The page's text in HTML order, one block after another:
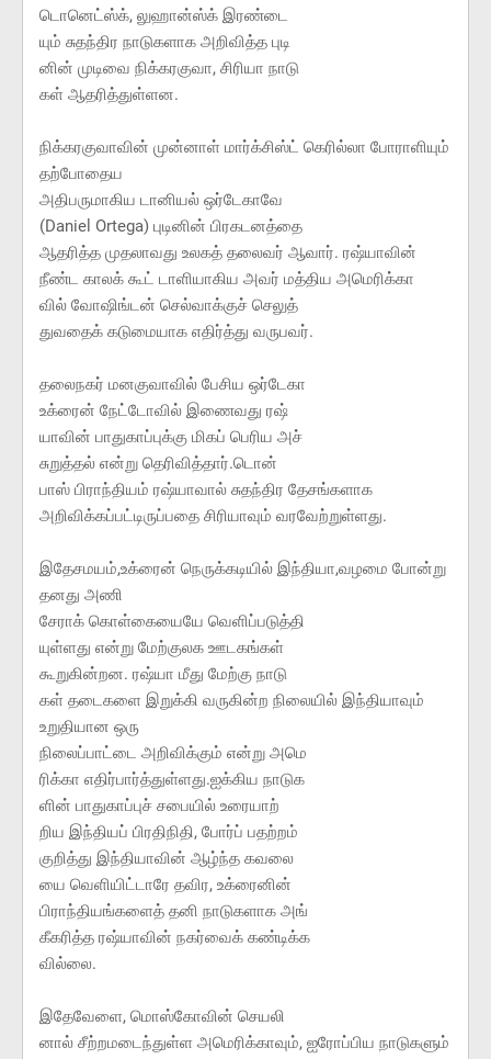
டொனெட்ஸ்க், லுஹான்ஸ்க் இரண்டை
யும் சுதந்திர நாடுகளாக அறிவித்த புடி
னின் முடிவை நிக்கரகுவா, சிரியா நாடு
கள் ஆதரித்துள்ளன.
நிக்கரகுவாவின் முன்னாள் மார்க்சிஸ்ட் கெரில்லா போராளியும்
தற்போதைய
அதிபருமாகிய டானியல் ஒர்டேகாவே
(Daniel Ortega) புடினின் பிரகடனத்தை
ஆதரித்த முதலாவது உலகத் தலைவர் ஆவார். ரஷ்யாவின்
நீண்ட காலக் கூட் டாளியாகிய அவர் மத்திய அமெரிக்கா
வில் வோஷிங்டன் செல்வாக்குச் செலுத்
துவதைக் கடுமையாக எதிர்த்து வருபவர்.
தலைநகர் மனகுவாவில் பேசிய ஒர்டேகா
உக்ரைன் நேட்டோவில் இணைவது ரஷ்
யாவின் பாதுகாப்புக்கு மிகப் பெரிய அச்
சுறுத்தல் என்று தெரிவித்தார்.டொன்
பாஸ் பிராந்தியம் ரஷ்யாவால் சுதந்திர தேசங்களாக
அறிவிக்கப்பட்டிருப்பதை சிரியாவும் வரவேற்றுள்ளது.
இதேசமயம்,உக்ரைன் நெருக்கடியில் இந்தியா,வழமை போன்று
தனது அணி
சேராக் கொள்கையையே வெளிப்படுத்தி
யுள்ளது என்று மேற்குலக ஊடகங்கள்
கூறுகின்றன. ரஷ்யா மீது மேற்கு நாடு
கள் தடைகளை இறுக்கி வருகின்ற நிலையில் இந்தியாவும்
உறுதியான ஒரு
நிலைப்பாட்டை அறிவிக்கும் என்று அமெ
ரிக்கா எதிர்பார்த்துள்ளது.ஐக்கிய நாடுக
ளின் பாதுகாப்புச் சபையில் உரையாற்
றிய இந்தியப் பிரதிநிதி, போர்ப் பதற்றம்
குறித்து இந்தியாவின் ஆழ்ந்த கவலை
யை வெளியிட்டாரே தவிர, உக்ரைனின்
பிராந்தியங்களைத் தனி நாடுகளாக அங்
கீகரித்த ரஷ்யாவின் நகர்வைக் கண்டிக்க
வில்லை.
இதேவேளை, மொஸ்கோவின் செயலி
னால் சீற்றமடைந்துள்ள அமெரிக்காவும், ஐரோப்பிய நாடுகளும்